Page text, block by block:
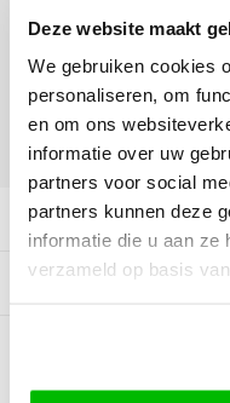
Deze website maakt
We gebruiken cookies
personaliseren, om
en om ons
informatie over uw
partners voor social
partners kunnen deze
informatie die u aan ze
verzameld op basis
Kobaltblauw Licht Ult
DELEN:
Gerelateerde
BEOORDELINGEN